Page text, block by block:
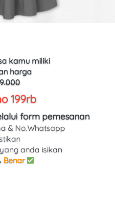
kamu miliki
harga
199rb
form pemesanan
& No.Whatsapp
anda isikan
Benar